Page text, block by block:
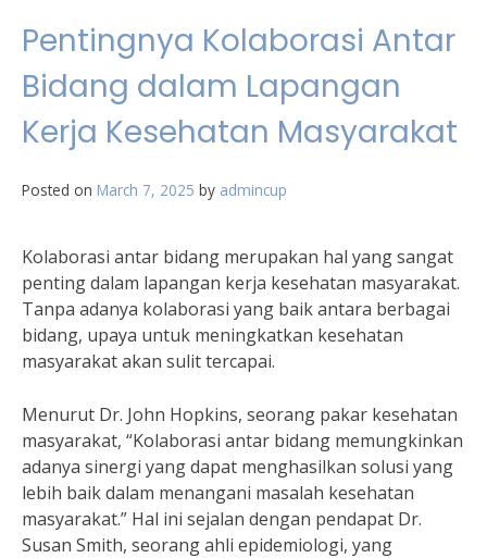
Pentingnya Kolaborasi Antar
Bidang dalam Lapangan
Kerja Kesehatan Masyarakat
Posted on March 7, 2025 by admincup
Kolaborasi antar bidang merupakan hal yang sangat
penting dalam lapangan kerja kesehatan masyarakat.
Tanpa adanya kolaborasi yang baik antara berbagai
bidang, upaya untuk meningkatkan kesehatan
masyarakat akan sulit tercapai.
Menurut Dr. John Hopkins, seorang pakar kesehatan
masyarakat, “Kolaborasi antar bidang memungkinkan
adanya sinergi yang dapat menghasilkan solusi yang
lebih baik dalam menangani masalah kesehatan
masyarakat.” Hal ini sejalan dengan pendapat Dr.
Susan Smith, seorang ahli epidemiologi, yang